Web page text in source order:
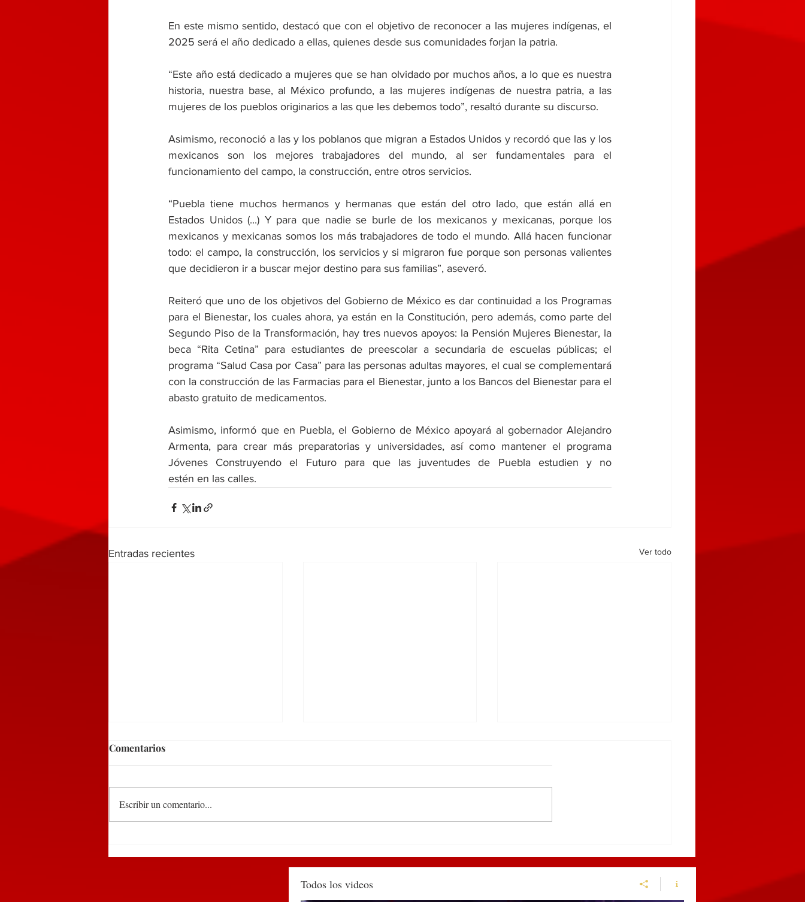
En este mismo sentido, destacó que con el objetivo de reconocer a las mujeres indígenas, el
2025 será el año dedicado a ellas, quienes desde sus comunidades forjan la patria.
“Este año está dedicado a mujeres que se han olvidado por muchos años, a lo que es nuestra
historia, nuestra base, al México profundo, a las mujeres indígenas de nuestra patria, a las
mujeres de los pueblos originarios a las que les debemos todo”, resaltó durante su discurso.
Asimismo, reconoció a las y los poblanos que migran a Estados Unidos y recordó que las y los
mexicanos son los mejores trabajadores del mundo, al ser fundamentales para el
funcionamiento del campo, la construcción, entre otros servicios.
“Puebla tiene muchos hermanos y hermanas que están del otro lado, que están allá en
Estados Unidos (...) Y para que nadie se burle de los mexicanos y mexicanas, porque los
mexicanos y mexicanas somos los más trabajadores de todo el mundo. Allá hacen funcionar
todo: el campo, la construcción, los servicios y si migraron fue porque son personas valientes
que decidieron ir a buscar mejor destino para sus familias”, aseveró.
Reiteró que uno de los objetivos del Gobierno de México es dar continuidad a los Programas
para el Bienestar, los cuales ahora, ya están en la Constitución, pero además, como parte del
Segundo Piso de la Transformación, hay tres nuevos apoyos: la Pensión Mujeres Bienestar, la
beca “Rita Cetina” para estudiantes de preescolar a secundaria de escuelas públicas; el
programa “Salud Casa por Casa” para las personas adultas mayores, el cual se complementará
con la construcción de las Farmacias para el Bienestar, junto a los Bancos del Bienestar para el
abasto gratuito de medicamentos.
Asimismo, informó que en Puebla, el Gobierno de México apoyará al gobernador Alejandro
Armenta, para crear más preparatorias y universidades, así como mantener el programa
Jóvenes Construyendo el Futuro para que las juventudes de Puebla estudien y no
estén en las calles.
Entradas recientes Ver todo
Huauchinango por tirar
Huauchinango en encuentro
de alcaldes convocado por la
SEGOB Puebla
PUEBLA RECIBIRÁ EL
TIANGUIS TURÍSTICO
Comentarios
Escribir un comentario...
Todos los videos